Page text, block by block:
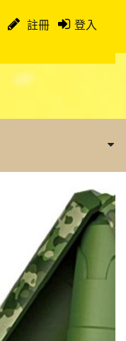
註冊 登入